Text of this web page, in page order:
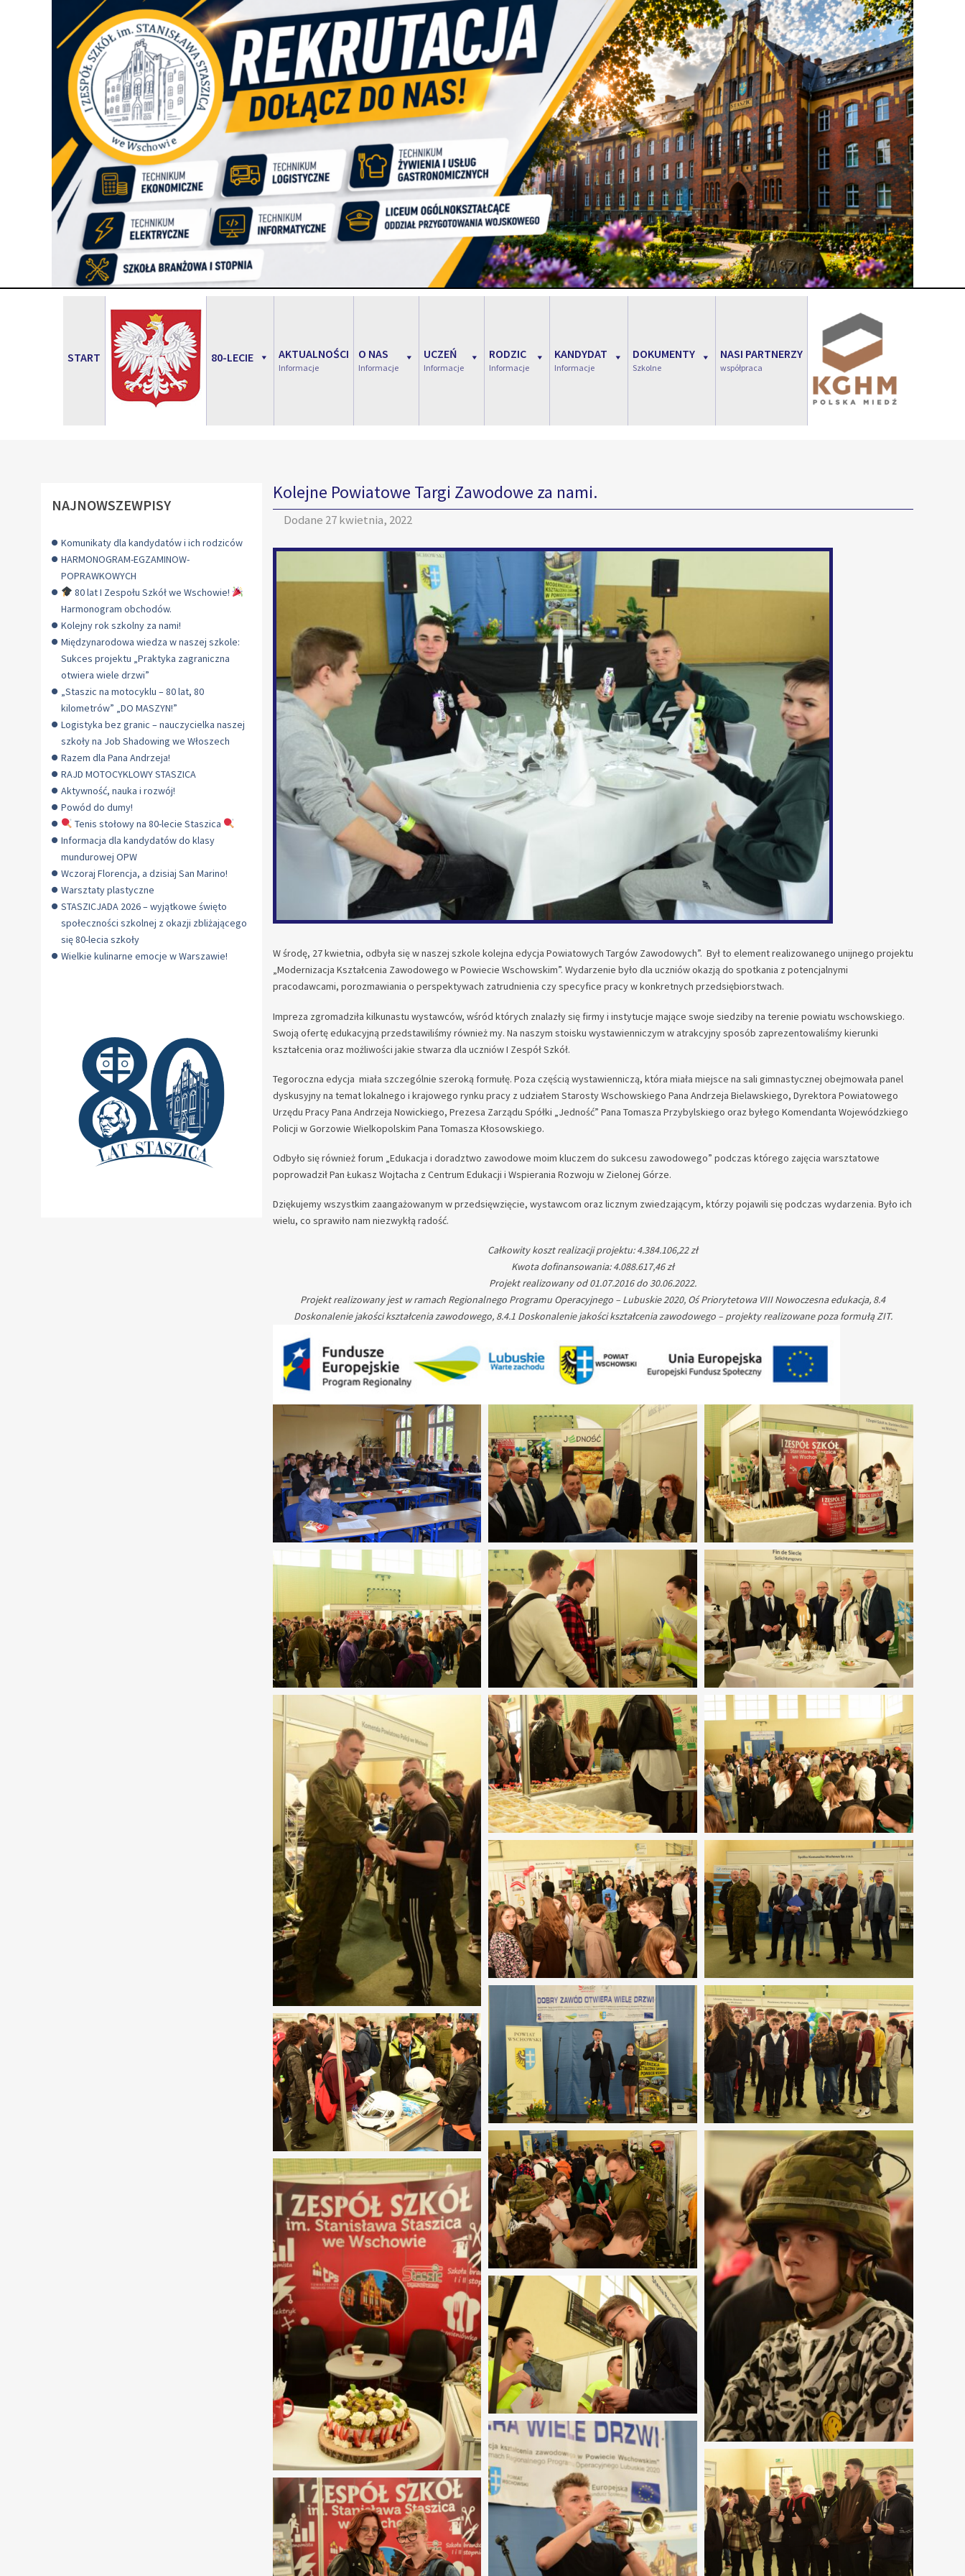
START 80-LECIE AKTUALNOŚCI
Informacje
O NAS
Informacje
UCZEŃ
Informacje
RODZIC
Informacje
KANDYDAT
Informacje
DOKUMENTY
Szkolne
NASI PARTNERZY
współpraca
Kolejne Powiatowe Targi Zawodowe za nami.
Dodane 27 kwietnia, 2022
W środę, 27 kwietnia, odbyła się w naszej szkole kolejna edycja Powiatowych Targów Zawodowych”. Był to element realizowanego unijnego projektu
„Modernizacja Kształcenia Zawodowego w Powiecie Wschowskim”. Wydarzenie było dla uczniów okazją do spotkania z potencjalnymi
pracodawcami, porozmawiania o perspektywach zatrudnienia czy specyfice pracy w konkretnych przedsiębiorstwach.
Impreza zgromadziła kilkunastu wystawców, wśród których znalazły się firmy i instytucje mające swoje siedziby na terenie powiatu wschowskiego.
Swoją ofertę edukacyjną przedstawiliśmy również my. Na naszym stoisku wystawienniczym w atrakcyjny sposób zaprezentowaliśmy kierunki
kształcenia oraz możliwości jakie stwarza dla uczniów I Zespół Szkół.
Tegoroczna edycja miała szczególnie szeroką formułę. Poza częścią wystawienniczą, która miała miejsce na sali gimnastycznej obejmowała panel
dyskusyjny na temat lokalnego i krajowego rynku pracy z udziałem Starosty Wschowskiego Pana Andrzeja Bielawskiego, Dyrektora Powiatowego
Urzędu Pracy Pana Andrzeja Nowickiego, Prezesa Zarządu Spółki „Jedność” Pana Tomasza Przybylskiego oraz byłego Komendanta Wojewódzkiego
Policji w Gorzowie Wielkopolskim Pana Tomasza Kłosowskiego.
Odbyło się również forum „Edukacja i doradztwo zawodowe moim kluczem do sukcesu zawodowego” podczas którego zajęcia warsztatowe
poprowadził Pan Łukasz Wojtacha z Centrum Edukacji i Wspierania Rozwoju w Zielonej Górze.
Dziękujemy wszystkim zaangażowanym w przedsięwzięcie, wystawcom oraz licznym zwiedzającym, którzy pojawili się podczas wydarzenia. Było ich
wielu, co sprawiło nam niezwykłą radość.
Całkowity koszt realizacji projektu: 4.384.106,22 zł
Kwota dofinansowania: 4.088.617,46 zł
Projekt realizowany od 01.07.2016 do 30.06.2022.
Projekt realizowany jest w ramach Regionalnego Programu Operacyjnego – Lubuskie 2020, Oś Priorytetowa VIII Nowoczesna edukacja, 8.4
Doskonalenie jakości kształcenia zawodowego, 8.4.1 Doskonalenie jakości kształcenia zawodowego – projekty realizowane poza formułą ZIT.
NAJNOWSZEWPISY
Komunikaty dla kandydatów i ich rodziców
HARMONOGRAM-EGZAMINOW-
POPRAWKOWYCH
80 lat I Zespołu Szkół we Wschowie!
Harmonogram obchodów.
Kolejny rok szkolny za nami!
Międzynarodowa wiedza w naszej szkole:
Sukces projektu „Praktyka zagraniczna
otwiera wiele drzwi”
„Staszic na motocyklu – 80 lat, 80
kilometrów” „DO MASZYN!”
Logistyka bez granic – nauczycielka naszej
szkoły na Job Shadowing we Włoszech
Razem dla Pana Andrzeja!
RAJD MOTOCYKLOWY STASZICA
Aktywność, nauka i rozwój!
Powód do dumy!
Tenis stołowy na 80-lecie Staszica
Informacja dla kandydatów do klasy
mundurowej OPW
Wczoraj Florencja, a dzisiaj San Marino!
Warsztaty plastyczne
STASZICJADA 2026 – wyjątkowe święto
społeczności szkolnej z okazji zbliżającego
się 80-lecia szkoły
Wielkie kulinarne emocje w Warszawie!